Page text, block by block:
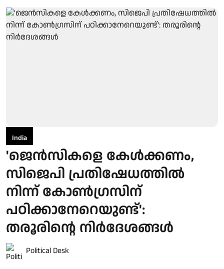
India
'ജെൻസികളെ കേൾക്കണം,
സിജെപി പ്രതിഷേധത്തിൽ
നിന്ന് കോൺഗ്രസിന്
പഠിക്കാനേറെയുണ്ട്':
തരൂരിന്റെ നിർദേശങ്ങൾ
Political Desk